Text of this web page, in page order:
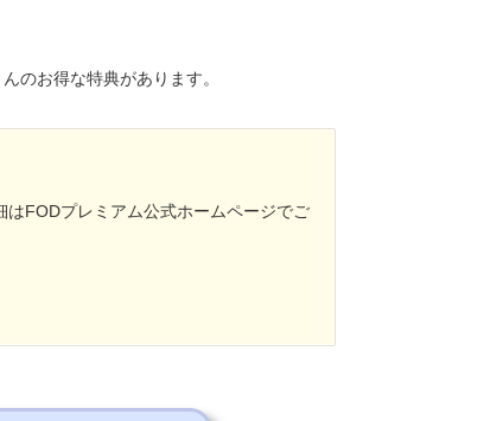
のお得な特典があります。
FODプレミアム公式ホームページでご